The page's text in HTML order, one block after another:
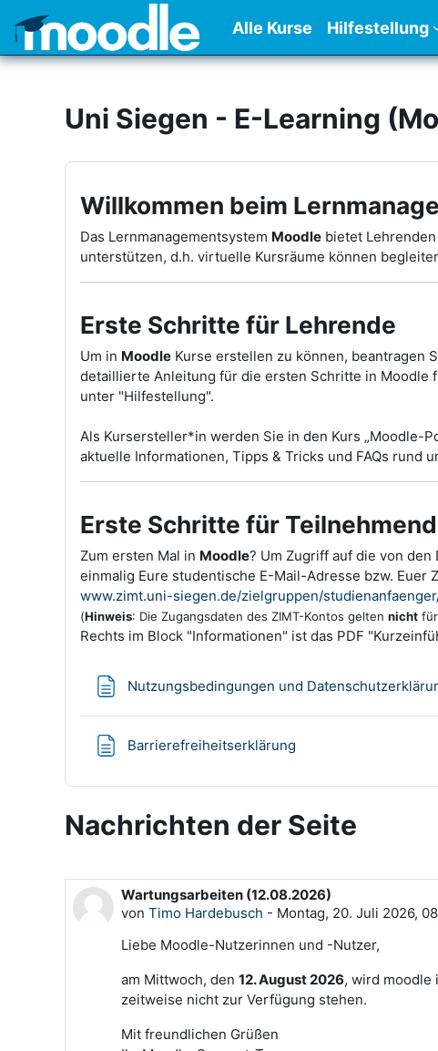
Alle Kurse Hilfestellung
Uni Siegen - E-Learning
Willkommen beim
Das Lernmanagementsystem Moodle bietet
unterstützen, d.h. virtuelle Kursräume können
Erste Schritte für Lehrende
Um in Moodle Kurse erstellen zu können, beantragen
detaillierte Anleitung für die ersten Schritte in Moodle
unter "Hilfestellung".
Als Kursersteller*in werden Sie in den Kurs „Moodle-
aktuelle Informationen, Tipps & Tricks und FAQs rund
Erste Schritte für
Zum ersten Mal in Moodle? Um Zugriff auf die von
einmalig Eure studentische E-Mail-Adresse bzw. Euer
www.zimt.uni-siegen.de/zielgruppen/
(Hinweis: Die Zugangsdaten des ZIMT-Kontos gelten nicht
Rechts im Block "Informationen" ist das PDF
Nutzungsbedingungen und
Barrierefreiheitserklärung
Nachrichten der Seite
Wartungsarbeiten (12.08.2026)
von Timo Hardebusch - Montag, 20. Juli 2026,
Liebe Moodle-Nutzerinnen und -Nutzer,
am Mittwoch, den 12. August 2026, wird moodle
zeitweise nicht zur Verfügung stehen.
Mit freundlichen Grüßen